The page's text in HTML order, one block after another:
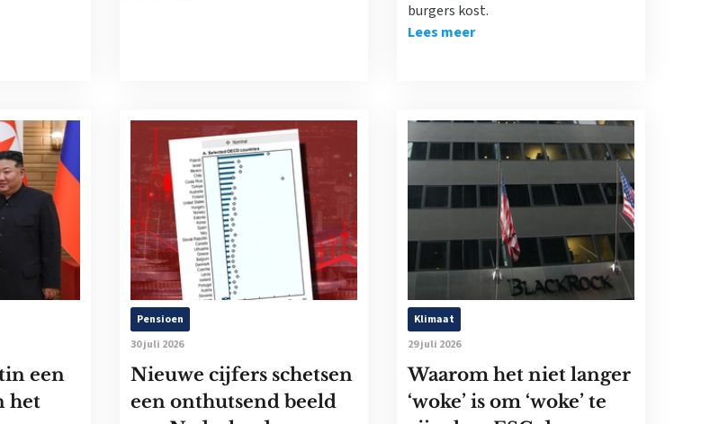
burgers kost.
Lees meer
een
het
Pensioen
30 juli 2026
Nieuwe cijfers schetsen
een onthutsend beeld
Klimaat
29 juli 2026
Waarom het niet langer
‘woke’ is om ‘woke’ te